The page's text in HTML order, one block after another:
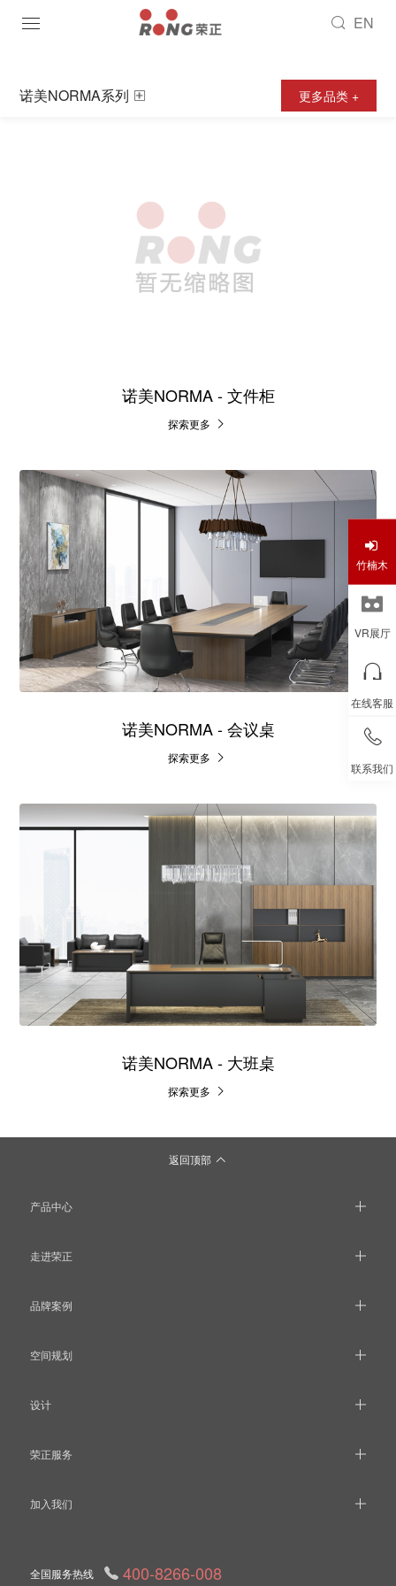
EN
诺美NORMA系列 更多品类 +
诺美NORMA - 文件柜
探索更多
诺美NORMA - 会议桌
探索更多
诺美NORMA - 大班桌
探索更多
竹楠木
VR展厅
在线客服
联系我们
返回顶部
产品中心
走进荣正
品牌案例
空间规划
设计
荣正服务
加入我们
全国服务热线 400-8266-008